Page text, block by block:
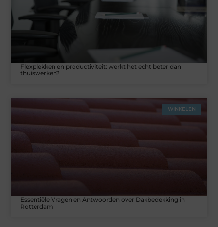
Flexplekken en productiviteit: werkt het echt beter dan
thuiswerken?
WINKELEN
Essentiële Vragen en Antwoorden over Dakbedekking in
Rotterdam